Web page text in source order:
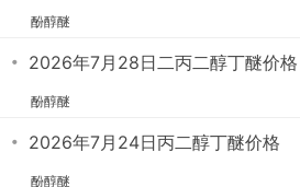
酚醇醚
・ 2026年7月28日二丙二醇丁醚价格
酚醇醚
・ 2026年7月24日丙二醇丁醚价格
酚醇醚